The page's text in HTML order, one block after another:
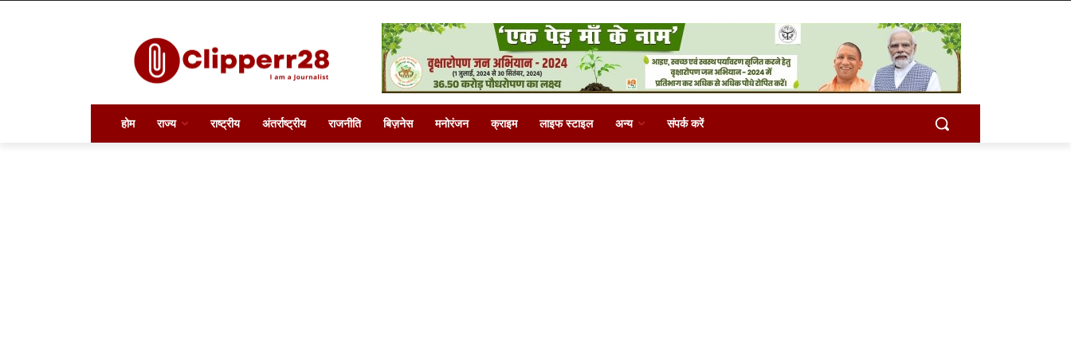
होम राज्य राष्ट्रीय अंतर्राष्ट्रीय राजनीति बिज़नेस मनोरंजन क्राइम लाइफ स्टाइल अन्य संपर्क करें